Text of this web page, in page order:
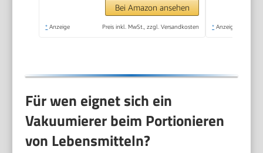
Versiegelungszeiten,
für Folien bis 30 cm
Bei Amazon ansehen
* Anzeige Preis inkl. MwSt., zzgl. Versandkosten * Anzeige
Für wen eignet sich ein
Vakuumierer beim Portionieren
von Lebensmitteln?